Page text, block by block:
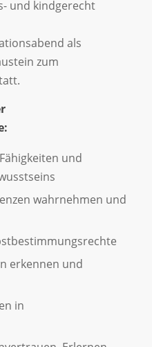
und kindgerecht
als
zum
und
wahrnehmen und
erkennen und
in